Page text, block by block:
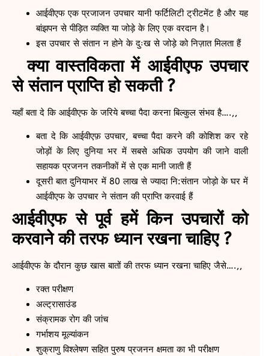
आईवीएफ एक प्रजाजन उपचार यानी फर्टिलिटी ट्रीटमेंट है और यह
बांझपन से पीड़ित व्यक्ति या जोड़े के लिए एक वरदान है।
इस उपचार से संतान न होने के दुःख से जोड़े को निज़ात मिलता हैं
क्या वास्तविकता में आईवीएफ उपचार
से संतान प्राप्ति हो सकती ?
यहाँ बता दे कि आईवीएफ के जरिये बच्चा पैदा करना बिल्कुल संभव है….,,
बता दे कि आईवीएफ़ उपचार, बच्चा पैदा करने की कोशिश कर रहे
जोड़ों के लिए दुनिया भर में सबसे अधिक उपयोग की जाने वाली
सहायक प्रजनन तकनीकों में से एक मानी जाती हैं
दूसरी बात दुनियाभर में 80 लाख से ज्यादा नि:संतान जोड़ो के घर में
आईवीएफ के उपचार ने संतान की प्राप्ति करवाई हैं
आईवीएफ से पूर्व हमें किन उपचारों को
करवाने की तरफ ध्यान रखना चाहिए ?
आईवीएफ के दौरान कुछ खास बातों की तरफ ध्यान रखना चाहिए जैसे….,,
रक्त परीक्षण
अल्ट्रासाउंड
संक्रामक रोग की जांच
गर्भाशय मूल्यांकन
शुक्राणु विश्लेषण सहित पुरुष प्रजनन क्षमता का भी परीक्षण